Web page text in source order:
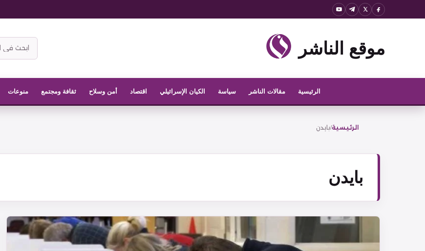
موقع الناشر
ابحث
في
الناشر
الرئيسية مقالات الناشر سياسة الكيان الإسرائيلي اقتصاد أمن وسلاح ثقافة ومجتمع منوعات
الرئيسية/بايدن
بايدن